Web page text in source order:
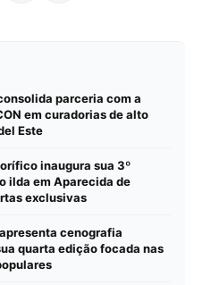
parceria com a
em curadorias de alto
Este
inaugura sua 3º
ilda em Aparecida de
exclusivas
cenografia
quarta edição focada nas